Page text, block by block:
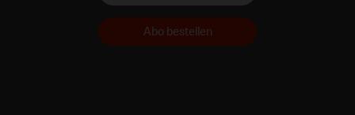
Abo bestellen